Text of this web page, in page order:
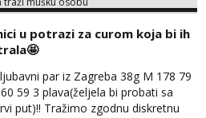
u potrazi za curom koja bi ih
par iz Zagreba 38g M 178 79
59 3 plava(željela bi probati sa
put)!! Tražimo zgodnu diskretnu